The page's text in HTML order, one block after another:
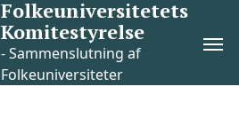
Folkeuniversitetets
Komitestyrelse
- Sammenslutning af
Folkeuniversiteter